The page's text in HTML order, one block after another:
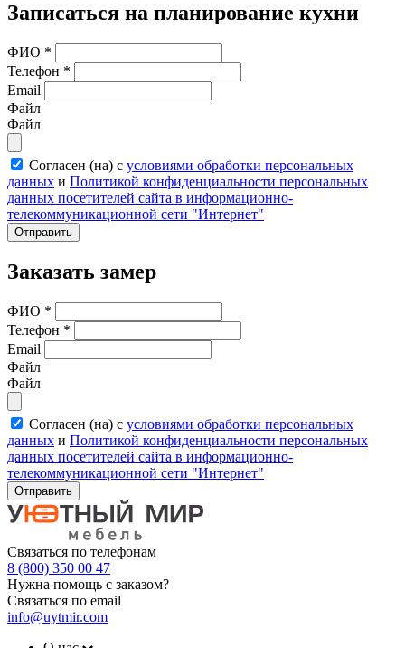
Записаться на планирование кухни
ФИО *
Телефон *
Email
Файл
Файл
Согласен (на) с условиями обработки персональных
данных и Политикой конфиденциальности персональных
данных посетителей сайта в информационно-
телекоммуникационной сети "Интернет"
Отправить
Заказать замер
ФИО *
Телефон *
Email
Файл
Файл
Согласен (на) с условиями обработки персональных
данных и Политикой конфиденциальности персональных
данных посетителей сайта в информационно-
телекоммуникационной сети "Интернет"
Отправить
Связаться по телефонам
8 (800) 350 00 47
Нужна помощь с заказом?
Связаться по email
info@uytmir.com